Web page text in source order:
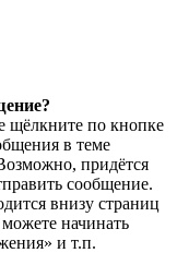
щёлкните по кнопке
в теме
придётся
сообщение.
внизу страниц
начинать
и т.п.